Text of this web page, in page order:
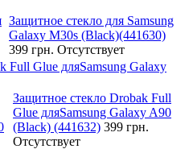
Защитное стекло для Samsung
Galaxy M30s (Black)(441630)
399 грн. Отсутствует
Full Glue дляSamsung Galaxy
Защитное стекло Drobak Full
Glue дляSamsung Galaxy A90
(Black) (441632) 399 грн.
Отсутствует